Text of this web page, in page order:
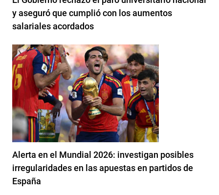
y aseguró que cumplió con los aumentos
salariales acordados
Alerta en el Mundial 2026: investigan posibles
irregularidades en las apuestas en partidos de
España